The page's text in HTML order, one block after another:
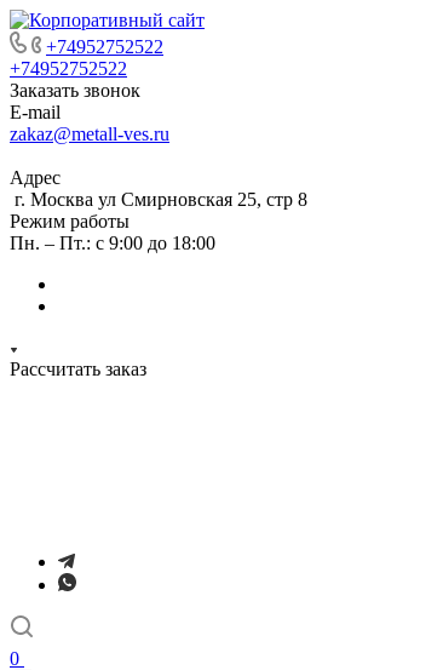
+74952752522
+74952752522
Заказать звонок
E-mail
zakaz@metall-ves.ru
Адрес
г. Москва ул Смирновская 25, стр 8
Режим работы
Пн. – Пт.: с 9:00 до 18:00
Рассчитать заказ
0